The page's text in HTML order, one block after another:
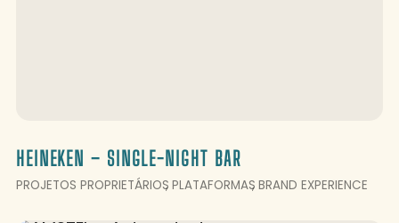
HEINEKEN – SINGLE-NIGHT BAR
PROJETOS PROPRIETÁRIOS PLATAFORMAS BRAND EXPERIENCE